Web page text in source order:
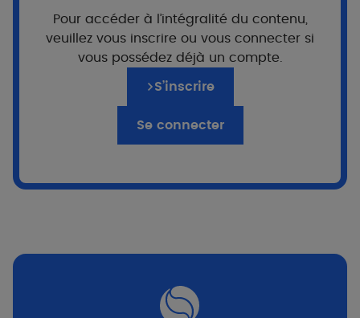
Pour qui ?
Pour accéder à l’intégralité du contenu,
veuillez vous inscrire ou vous connecter si
vous possédez déjà un compte.
S’inscrire
Se connecter